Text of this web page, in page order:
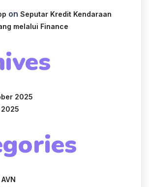
on Seputar Kredit Kendaraan
melalui Finance
2025